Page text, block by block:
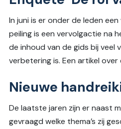
In juni is er onder de leden
peiling is een vervolgactie na
de inhoud van de gids bij
verbetering is. Een artikel
Nieuwe
De laatste jaren zijn er naast
gevraagd welke thema’s zij